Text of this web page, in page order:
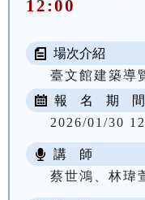
12:00
場次介紹
臺文館建築導
報 名 期 間
2026/01/30
講 師
蔡世鴻、林瑋